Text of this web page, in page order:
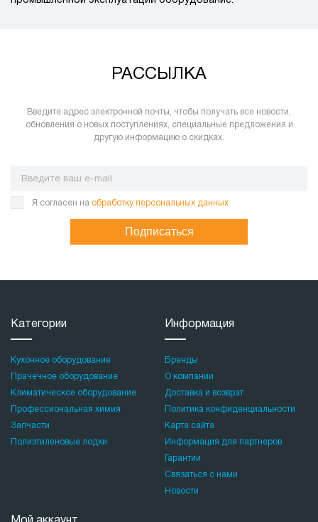
РАССЫЛКА
Введите адрес электронной почты, чтобы получать все новости,
обновления о новых поступлениях, специальные предложения и
другую информацию о скидках.
Я согласен на обработку персональных данных
Подписаться
Категории
Кухонное оборудование
Прачечное оборудование
Климатическое оборудование
Профессиональная химия
Запчасти
Полиэтиленовые лодки
Информация
Бренды
О компании
Доставка и возврат
Политика конфиденциальности
Карта сайта
Информация для партнеров
Гарантии
Связаться с нами
Новости